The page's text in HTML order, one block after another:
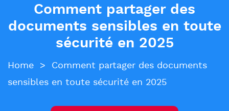
Comment partager des
documents sensibles en toute
sécurité en 2025
Home >
Comment partager des documents
sensibles en toute sécurité en 2025